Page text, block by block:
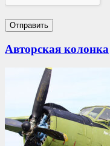
Авторская колонка